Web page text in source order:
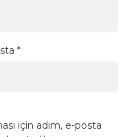
*
için adım, e-posta